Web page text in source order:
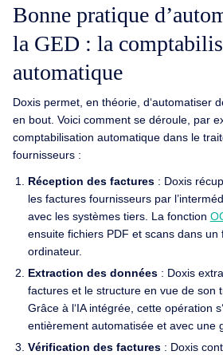
Bonne pratique
la GED : la
automatique
Doxis permet, en théorie, d‘automatiser
en bout. Voici comment se déroule, par
comptabilisation automatique dans le
fournisseurs :
Réception des factures : Doxis
les factures fournisseurs par
avec les systèmes tiers. La fonction
ensuite fichiers PDF et scans dans un
ordinateur.
Extraction des données: Doxis
factures et le structure en vue de son
Grâce à l‘IA intégrée, cette opération
entièrement automatisée et avec une
Vérification des factures: Doxis